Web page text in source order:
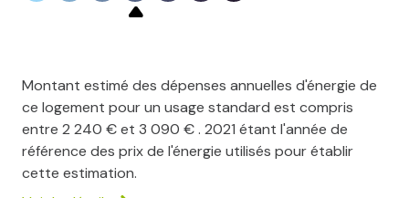
Montant estimé des dépenses annuelles d'énergie de
ce logement pour un usage standard est compris
entre 2 240 € et 3 090 € . 2021 étant l'année de
référence des prix de l'énergie utilisés pour établir
cette estimation.